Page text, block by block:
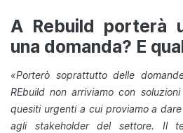
A Rebuild porterà
una domanda? E
«Porterò soprattutto delle
REbuild non arriviamo con
quesiti urgenti a cui proviamo a
agli stakeholder del settore. Il